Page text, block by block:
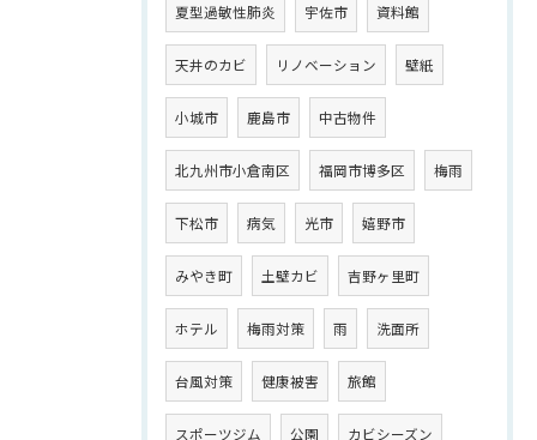
夏型過敏性肺炎 宇佐市 資料館
天井のカビ リノベーション 壁紙
小城市 鹿島市 中古物件
北九州市小倉南区 福岡市博多区 梅雨
下松市 病気 光市 嬉野市
みやき町 土壁カビ 吉野ヶ里町
ホテル 梅雨対策 雨 洗面所
台風対策 健康被害 旅館
スポーツジム 公園 カビシーズン